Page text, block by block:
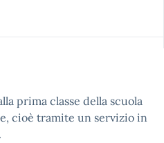
prima classe della scuola
cioè tramite un servizio in